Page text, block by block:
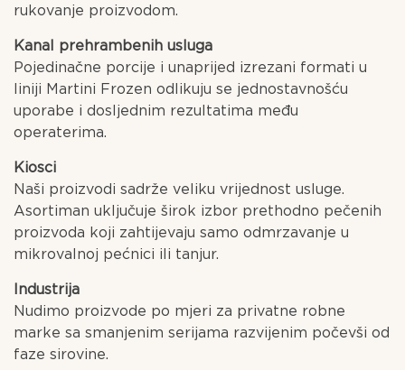
rukovanje proizvodom.
Kanal prehrambenih usluga
Pojedinačne porcije i unaprijed izrezani formati u
liniji Martini Frozen odlikuju se jednostavnošću
uporabe i dosljednim rezultatima među
operaterima.
Kiosci
Naši proizvodi sadrže veliku vrijednost usluge.
Asortiman uključuje širok izbor prethodno pečenih
proizvoda koji zahtijevaju samo odmrzavanje u
mikrovalnoj pećnici ili tanjur.
Industrija
Nudimo proizvode po mjeri za privatne robne
marke sa smanjenim serijama razvijenim počevši od
faze sirovine.